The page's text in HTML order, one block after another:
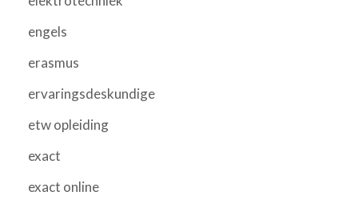
engels
erasmus
ervaringsdeskundige
etw opleiding
exact
exact online